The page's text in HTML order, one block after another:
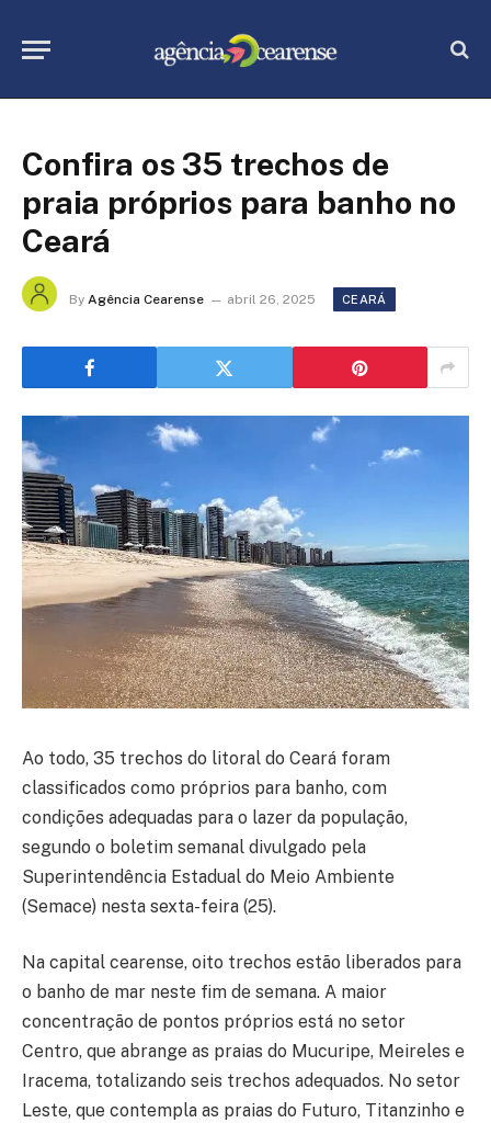
Confira os 35 trechos de
praia próprios para banho no
Ceará
By Agência Cearense abril 26, 2025 CEARÁ
Ao todo, 35 trechos do litoral do Ceará foram
classificados como próprios para banho, com
condições adequadas para o lazer da população,
segundo o boletim semanal divulgado pela
Superintendência Estadual do Meio Ambiente
(Semace) nesta sexta-feira (25).
Na capital cearense, oito trechos estão liberados para
o banho de mar neste fim de semana. A maior
concentração de pontos próprios está no setor
Centro, que abrange as praias do Mucuripe, Meireles e
Iracema, totalizando seis trechos adequados. No setor
Leste, que contempla as praias do Futuro, Titanzinho e